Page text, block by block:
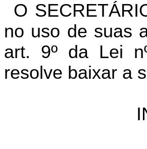
O
no uso de suas
art. 9º da Lei
resolve baixar a